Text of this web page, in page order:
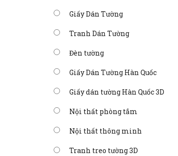
Giấy Dán Tường
Tranh Dán Tường
Đèn tường
Giấy Dán Tường Hàn Quốc
Giấy dán tường Hàn Quốc 3D
Nội thất phòng tắm
Nội thất thông minh
Tranh treo tường 3D